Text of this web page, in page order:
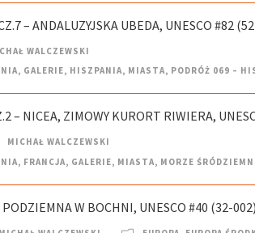
– ANDALUZYJSKA UBEDA, UNESCO #82
WALCZEWSKI
, GALERIE, HISZPANIA, MIASTA, PODRÓŻ 069 –
– NICEA, ZIMOWY KURORT RIWIERA,
MICHAŁ WALCZEWSKI
, FRANCJA, GALERIE, MIASTA, MORZE
W BOCHNI, UNESCO #40 (32-002)